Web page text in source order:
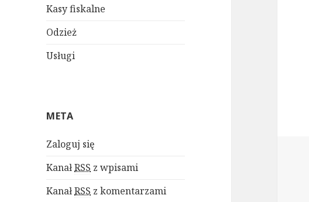
Kasy fiskalne
Odzież
Usługi
META
Zaloguj się
KanałRSS z wpisami
KanałRSS z komentarzami